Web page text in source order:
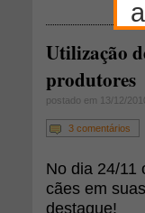
Utilização
produtores
postado em 13/12/
3 comentários
No dia 24/11
cães em
destaque!